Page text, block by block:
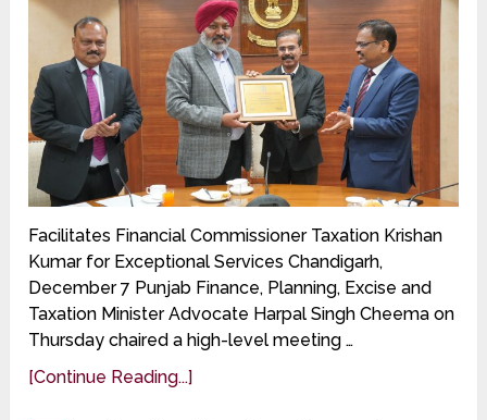
Facilitates Financial Commissioner Taxation Krishan
Kumar for Exceptional Services Chandigarh,
December 7 Punjab Finance, Planning, Excise and
Taxation Minister Advocate Harpal Singh Cheema on
Thursday chaired a high-level meeting …
[Continue Reading...]